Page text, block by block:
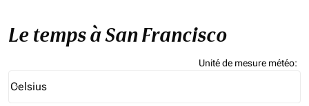
Le temps à San Francisco
Unité de mesure météo:
Celsius
keyboard_arrow_down